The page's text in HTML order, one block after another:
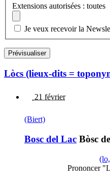
Extensions autorisées : toutes
Je veux recevoir la
Lòcs (lieux-dits =
21 février
(Biert)
Bosc del Lac Bòsc
Prononcer